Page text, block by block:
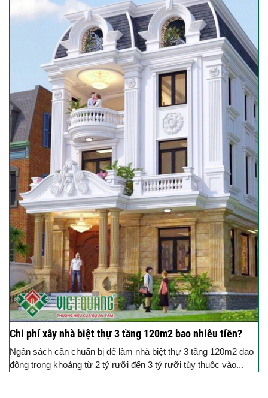
Chi phí xây nhà biệt thự 3 tầng 120m2 bao nhiêu tiền?
Ngân sách cần chuẩn bị để làm nhà biệt thự 3 tầng 120m2 dao
động trong khoảng từ 2 tỷ rưỡi đến 3 tỷ rưỡi tùy thuộc vào...